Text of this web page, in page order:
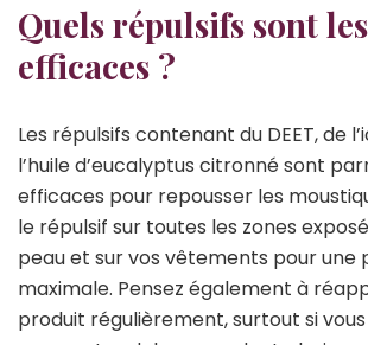
Quels répulsifs sont
efficaces ?
Les répulsifs contenant du DEET, de
l’huile d’eucalyptus citronné sont
efficaces pour repousser les
le répulsif sur toutes les zones
peau et sur vos vêtements pour
maximale. Pensez également à
produit régulièrement, surtout si